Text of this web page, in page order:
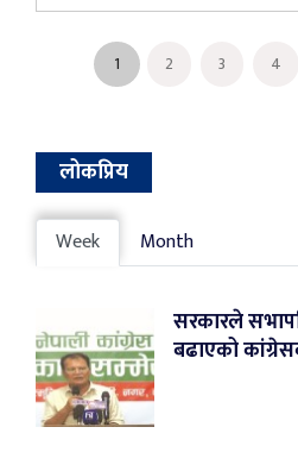
1 2 3 4
लोकप्रिय
Week Month
सरकारले
बढाएको